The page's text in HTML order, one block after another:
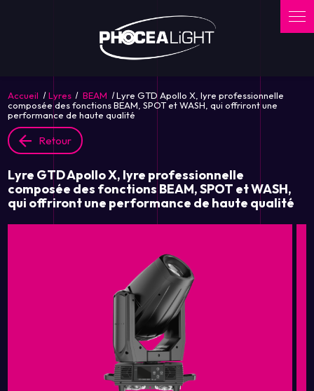
Accueil Lyres BEAM
Lyre GTD Apollo X, lyre professionnelle
composée des fonctions BEAM, SPOT et WASH, qui offriront une
performance de haute qualité
Retour
Lyre GTD Apollo X, lyre professionnelle
composée des fonctions BEAM, SPOT et WASH,
qui offriront une performance de haute qualité